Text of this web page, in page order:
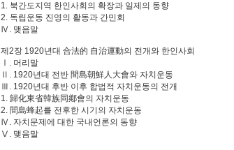
1. 북간도지역 한인사회의 확장과 일제의 동향
2. 독립운동 진영의 활동과 간민회
Ⅳ. 맺음말
제2장 1920년대 合法的 自治運動의 전개와 한인사회
Ⅰ. 머리말
Ⅱ. 1920년대 전반 間島朝鮮人大會와 자치운동
Ⅲ. 1920년대 후반 이후 합법적 자치운동의 전개
1. 歸化東省韓族同鄕會의 자치운동
2. 間島蜂起를 전후한 시기의 자치운동
Ⅳ. 자치문제에 대한 국내언론의 동향
Ⅴ. 맺음말